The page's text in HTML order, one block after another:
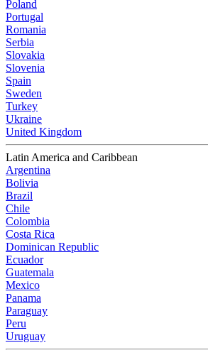
Poland
Portugal
Romania
Serbia
Slovakia
Slovenia
Spain
Sweden
Turkey
Ukraine
United Kingdom
Latin America and Caribbean
Argentina
Bolivia
Brazil
Chile
Colombia
Costa Rica
Dominican Republic
Ecuador
Guatemala
Mexico
Panama
Paraguay
Peru
Uruguay